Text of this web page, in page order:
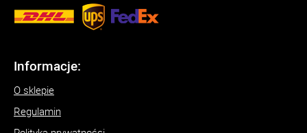
Informacje:
O sklepie
Regulamin